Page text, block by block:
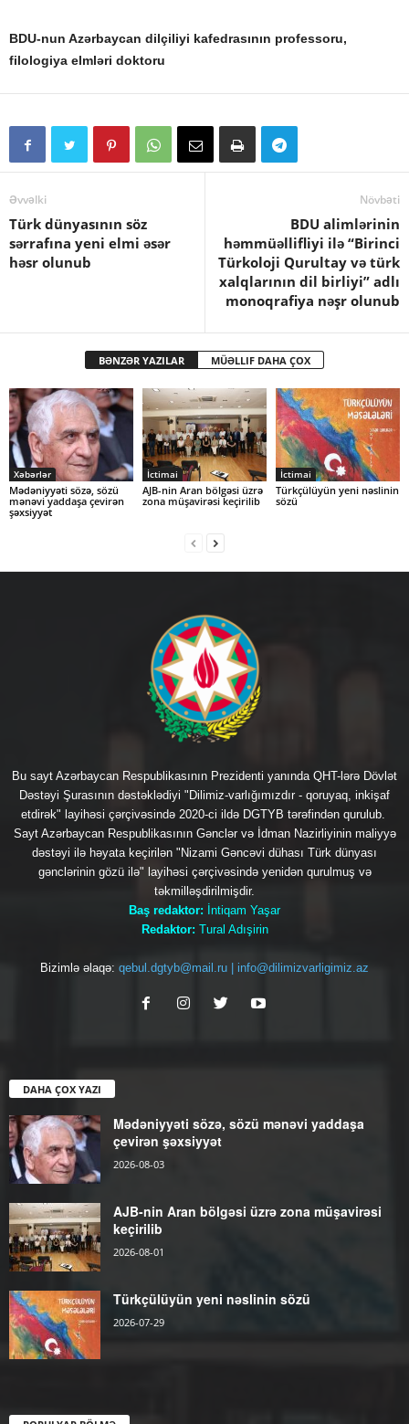
BDU-nun Azərbaycan dilçiliyi kafedrasının professoru,
filologiya elmləri doktoru
Əvvəlki
Türk dünyasının söz
sərrafına yeni elmi əsər
həsr olunub
Növbəti
BDU alimlərinin
həmmüəllifliyi ilə “Birinci
Türkoloji Qurultay və türk
xalqlarının dil birliyi” adlı
monoqrafiya nəşr olunub
BƏNZƏR YAZILAR MÜƏLLIF DAHA ÇOX
Xəbərlər
Mədəniyyəti sözə, sözü
mənəvi yaddaşa çevirən
şəxsiyyət
İctimai
AJB-nin Aran bölgəsi üzrə
zona müşavirəsi keçirilib
İctimai
Türkçülüyün yeni nəslinin
sözü
Bu sayt Azərbaycan Respublikasının Prezidenti yanında QHT-lərə Dövlət
Dəstəyi Şurasının dəstəklədiyi "Dilimiz-varlığımızdır - qoruyaq, inkişaf
etdirək" layihəsi çərçivəsində 2020-ci ildə DGTYB tərəfindən qurulub.
Sayt Azərbaycan Respublikasının Gənclər və İdman Nazirliyinin maliyyə
dəstəyi ilə həyata keçirilən "Nizami Gəncəvi dühası Türk dünyası
gənclərinin gözü ilə" layihəsi çərçivəsində yenidən qurulmuş və
təkmilləşdirilmişdir.
Baş redaktor: İntiqam Yaşar
Redaktor: Tural Adışirin
Bizimlə əlaqə: qebul.dgtyb@mail.ru | info@dilimizvarligimiz.az
DAHA ÇOX YAZI
Mədəniyyəti sözə, sözü mənəvi yaddaşa
çevirən şəxsiyyət
2026-08-03
AJB-nin Aran bölgəsi üzrə zona müşavirəsi
keçirilib
2026-08-01
Türkçülüyün yeni nəslinin sözü
2026-07-29